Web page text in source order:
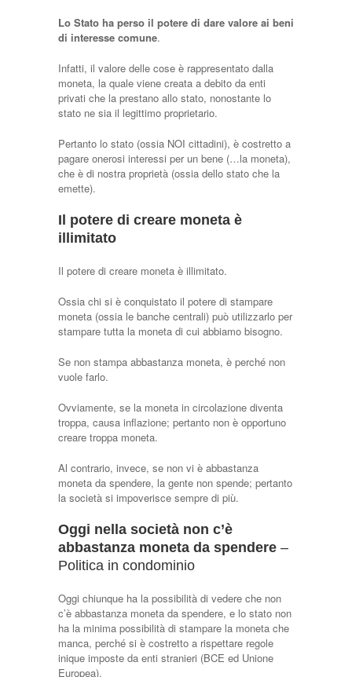
Lo Stato ha perso il potere di dare valore ai beni
di interesse comune.
Infatti, il valore delle cose è rappresentato dalla
moneta, la quale viene creata a debito da enti
privati che la prestano allo stato, nonostante lo
stato ne sia il legittimo proprietario.
Pertanto lo stato (ossia NOI cittadini), è costretto a
pagare onerosi interessi per un bene (…la moneta),
che è di nostra proprietà (ossia dello stato che la
emette).
Il potere di creare moneta è
illimitato
Il potere di creare moneta è illimitato.
Ossia chi si è conquistato il potere di stampare
moneta (ossia le banche centrali) può utilizzarlo per
stampare tutta la moneta di cui abbiamo bisogno.
Se non stampa abbastanza moneta, è perché non
vuole farlo.
Ovviamente, se la moneta in circolazione diventa
troppa, causa inflazione; pertanto non è opportuno
creare troppa moneta.
Al contrario, invece, se non vi è abbastanza
moneta da spendere, la gente non spende; pertanto
la società si impoverisce sempre di più.
Oggi nella società non c’è
abbastanza moneta da spendere –
Politica in condominio
Oggi chiunque ha la possibilità di vedere che non
c’è abbastanza moneta da spendere, e lo stato non
ha la minima possibilità di stampare la moneta che
manca, perché si è costretto a rispettare regole
inique imposte da enti stranieri (BCE ed Unione
Europea).